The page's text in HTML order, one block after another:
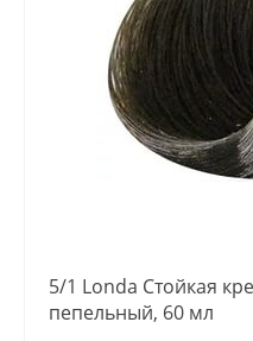
5/1 Londa Стойкая
пепельный, 60 мл